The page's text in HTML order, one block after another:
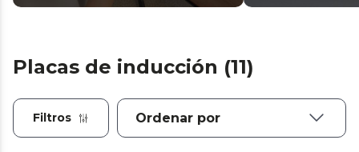
Placas de inducción (11)
Filtros